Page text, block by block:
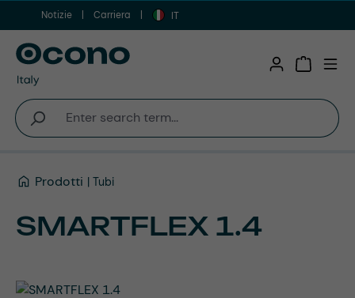
Vai al contenuto principale
Notizie Carriera IT
Prodotti Tubi
SMARTFLEX 1.4